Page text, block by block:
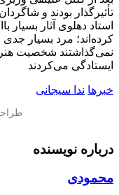
تأثیر‌گذار بودند و
استاد دهلوی آثار بسیار
کرده‌اند؛ مرد بسیار
نمی‌گذاشتند شخصیت
ایستادگی می‌کردند
خبرها ندا سیجانی
درباره نویسنده
محمودی